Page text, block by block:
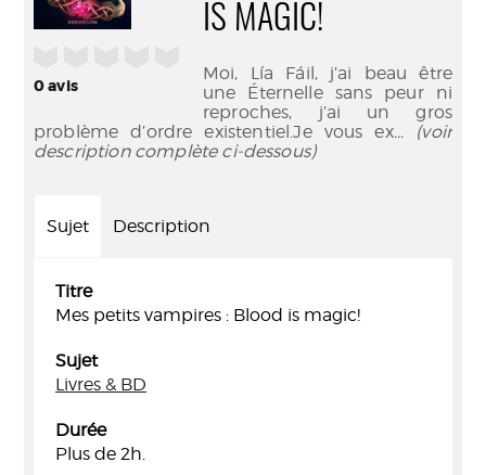
0avis
IS MAGIC!
Moi, Lía Fáil, j’ai beau être
une Éternelle sans peur ni
reproches, j’ai un gros
problème d’ordre existentiel.Je vous ex... (voir
description complète ci-dessous)
Sujet Description
Titre
Mes petits vampires : Blood is magic!
Sujet
Livres & BD
Durée
Plus de 2h.